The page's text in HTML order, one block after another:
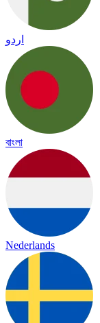
اردو
বাংলা
Nederlands